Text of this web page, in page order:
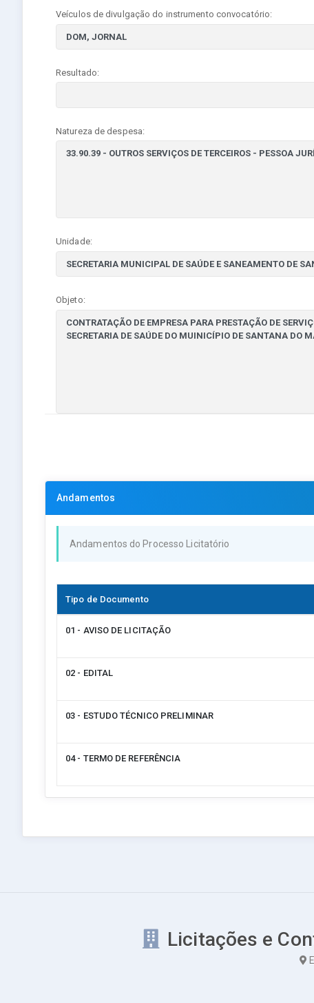
Veículos de divulgação do instrumento convocatório:
Resultado:
Natureza de despesa:
Unidade:
Objeto:
Andamentos
Andamentos do Processo Licitatório
Tipo de Documento
01 - AVISO DE LICITAÇÃO
02 - EDITAL
03 - ESTUDO TÉCNICO PRELIMINAR
04 - TERMO DE REFERÊNCIA
Licitações e